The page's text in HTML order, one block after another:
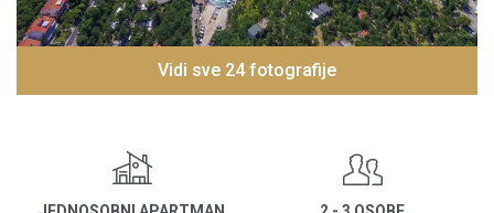
Vidi sve 24 fotografije